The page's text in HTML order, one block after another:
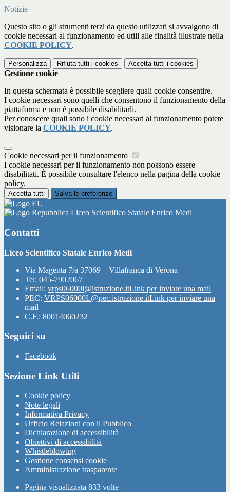
Notizie
Questo sito o gli strumenti terzi da questo utilizzati si avvalgono di
cookie necessari al funzionamento ed utili alle finalità illustrate nella
COOKIE POLICY.
Personalizza Rifiuta tutti i cookies Accetta tutti i cookies
Gestione cookie
In questa schermata è possibile scegliere quali cookie consentire.
I cookie necessari sono quelli che consentono il funzionamento della
piattaforma e non è possibile disabilitarli.
Per conoscere quali sono i cookie necessari al funzionamento potete
visionare la COOKIE POLICY.
Cookie necessari per il funzionamento
I cookie necessari per il funzionamento non possono essere
disabilitati. È possibile consultare l'elenco nella pagina della cookie
policy.
Accetta tutti Salva le preferenze
Liceo Scientifico Statale Enrico Medi
Contatti
Liceo Scientifico Statale Enrico Medi
Via Magenta 7/a 37069 – Villafranca di Verona
Tel: 045-7902067
Email: vrps06000l@istruzione.itLink per inviare una mail
PEC: VRPS06000L@pec.istruzione.itLink per inviare una
mail
C.F.: 80014060232
Seguici su
Facebook
Sezione Link Utili
Cookie policy
Note legali
Informativa Privacy
Ufficio Relazioni con il Pubblico
Dichiarazione di accessibilità
Obiettivi di accessibilità
Whistleblowing
Gestione consensi cookie
Amministrazione trasparente
Pagina visualizzata 833 volte